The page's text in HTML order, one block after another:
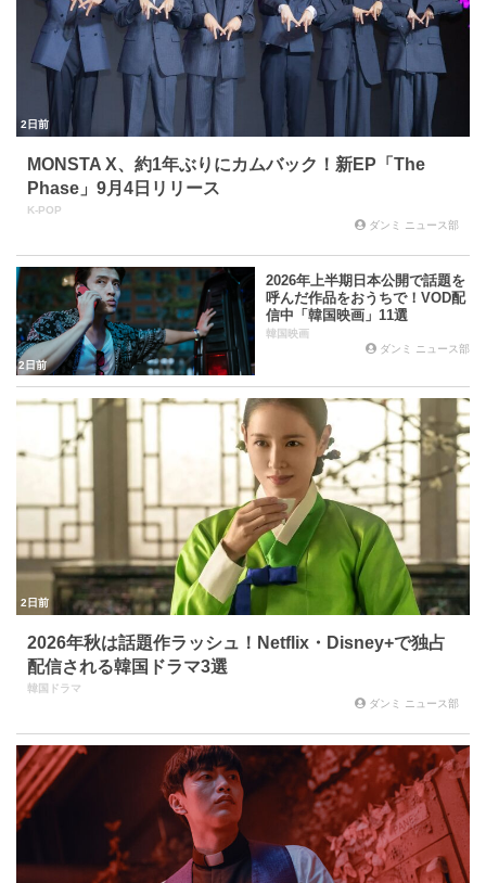
2日前
MONSTA X、約1年ぶりにカムバック！新EP「The
Phase」9月4日リリース
K-POP
ダンミ ニュース部
2日前
2026年上半期日本公開で話題を
呼んだ作品をおうちで！VOD配
信中「韓国映画」11選
韓国映画
ダンミ ニュース部
2日前
2026年秋は話題作ラッシュ！Netflix・Disney+で独占
配信される韓国ドラマ3選
韓国ドラマ
ダンミ ニュース部